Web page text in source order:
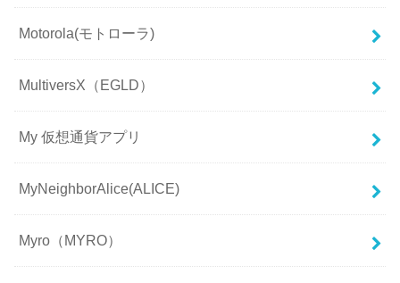
Motorola(モトローラ)
MultiversX（EGLD）
My 仮想通貨アプリ
MyNeighborAlice(ALICE)
Myro（MYRO）